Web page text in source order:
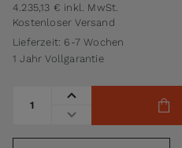
4.235,13 € inkl. MwSt.
Kostenloser Versand
Lieferzeit: 6-7 Wochen
1 Jahr Vollgarantie